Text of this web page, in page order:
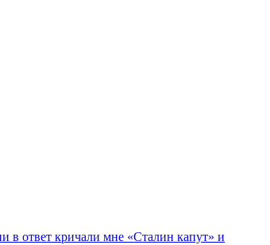
в ответ кричали мне «Сталин капут» и